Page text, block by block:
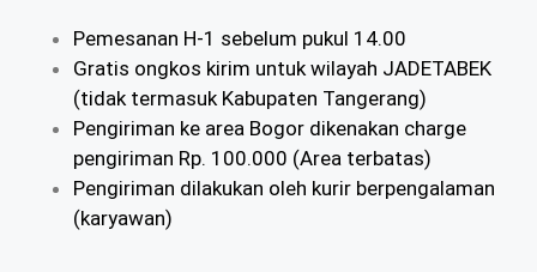
Pemesanan H-1 sebelum pukul 14.00
Gratis ongkos kirim untuk wilayah JADETABEK
(tidak termasuk Kabupaten Tangerang)
Pengiriman ke area Bogor dikenakan charge
pengiriman Rp. 100.000 (Area terbatas)
Pengiriman dilakukan oleh kurir berpengalaman
(karyawan)